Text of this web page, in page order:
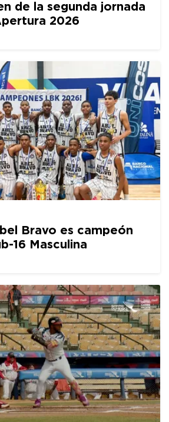
de la segunda jornada
2026
Bravo es campeón
16 Masculina